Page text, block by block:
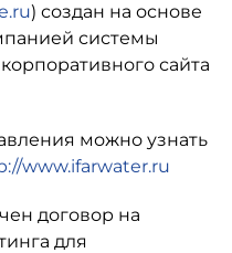
) создан на основе
системы
сайта
можно узнать
www.ifarwater.ru
договор на
для